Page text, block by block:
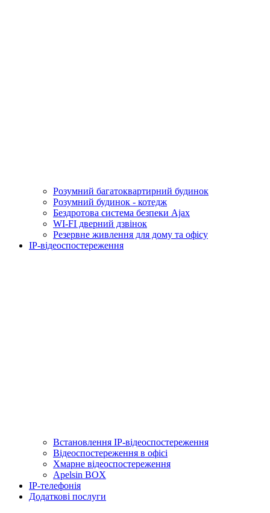
Розумний багатоквартирний будинок
Розумний будинок - котедж
Бездротова система безпеки Ajax
WI-FI дверний дзвінок
Резервне живлення для дому та офісу
IP-відеоспостереження
Встановлення IP-відеоспостереження
Відеоспостереження в офісі
Хмарне відеоспостереження
Apelsin BOX
IP-телефонія
Додаткові послуги